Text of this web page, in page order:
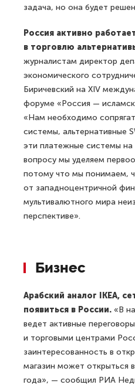
задача, но она будет
Россия активно
в торговлю
журналистам директор
экономического
Биричевский на XIV
форуме «Россия —
«Нам необходимо
системы, альтернативные
эти платежные системы
вопросу мы уделяем
потому что мы понимаем,
от западноцентричной
мультивалютного мира
перспективе».
Бизнес
Арабский аналог IKEA,
появиться в России. «В
ведет активные
и торговыми центрами
заинтересованность в
магазин может открыться
года», — сообщил РИА